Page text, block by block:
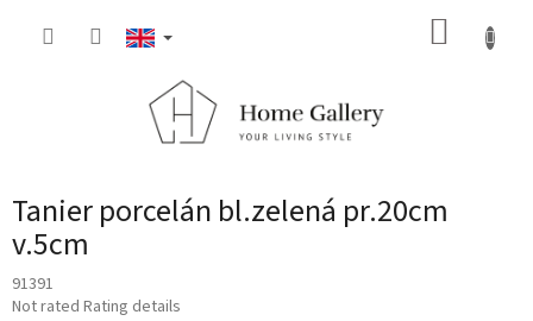
Tanier porcelán bl.zelená pr.20cm
v.5cm
91391
The
Not rated Rating details